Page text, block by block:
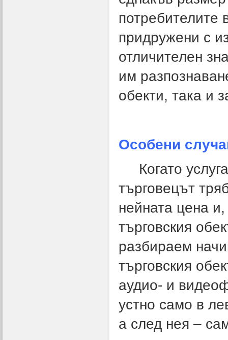
потребителите
придружени с
отличителен
им
обекти, така и
Особени
Когато
търговецът
нейната цена и,
търговския
разбираем
търговския
аудио- и
устно само в
а след нея –